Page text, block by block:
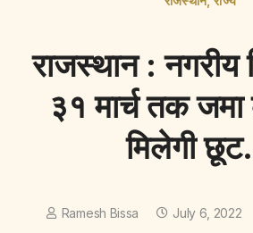
राजस्थान :
३१ मार्च तक
मिलेगी
Ramesh Bissa July 6, 2022